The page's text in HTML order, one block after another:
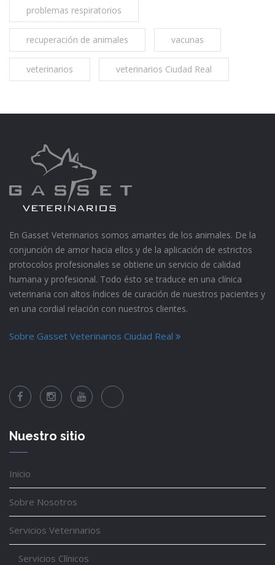
problemas respiratorios
recuperación de animales vacunas
veterinarios veterinarios Ciudad Real
En Gasset Veterinarios somos amantes de los animales. De la
conjunción de amor hacia ellos y de la aplicación de estrictos
protocolos profesionales se obtiene un servicio de calidad
humana y profesional. Todo ésto se traduce en una clínica
veterinaria con altos índices de curación de nuestros pacientes y
en una cordial relación con nuestros clientes.
Sobre Gasset Veterinarios Ciudad Real
Nuestro sitio
Inicio
Sobre Nosotros
Servicios Veterinarios
Servicios Clínicos